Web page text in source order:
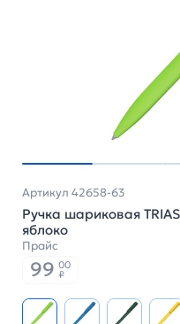
Артикул 42658-63
Ручка шариковая
яблоко
Прайс
99 00
₽